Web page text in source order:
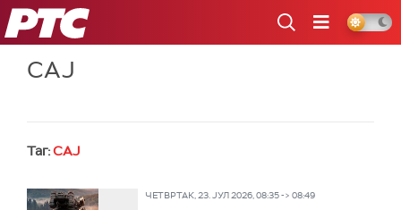
РТС
САЈ
Таг:САЈ
ЧЕТВРТАК, 23. ЈУЛ 2026, 08:35 -> 08:49